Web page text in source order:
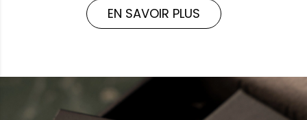
EN SAVOIR PLUS